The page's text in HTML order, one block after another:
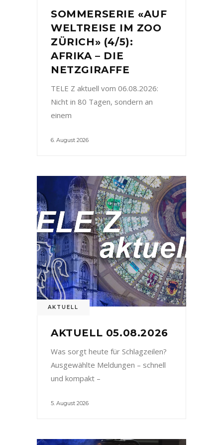
SOMMERSERIE «AUF
WELTREISE IM ZOO
ZÜRICH» (4/5):
AFRIKA – DIE
NETZGIRAFFE
TELE Z aktuell vom 06.08.2026:
Nicht in 80 Tagen, sondern an
einem
6. August 2026
AKTUELL
AKTUELL 05.08.2026
Was sorgt heute für Schlagzeilen?
Ausgewählte Meldungen – schnell
und kompakt –
5. August 2026